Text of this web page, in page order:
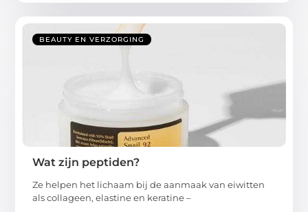
BEAUTY EN VERZORGING
Wat zijn peptiden?
Ze helpen het lichaam bij de aanmaak van eiwitten
als collageen, elastine en keratine –